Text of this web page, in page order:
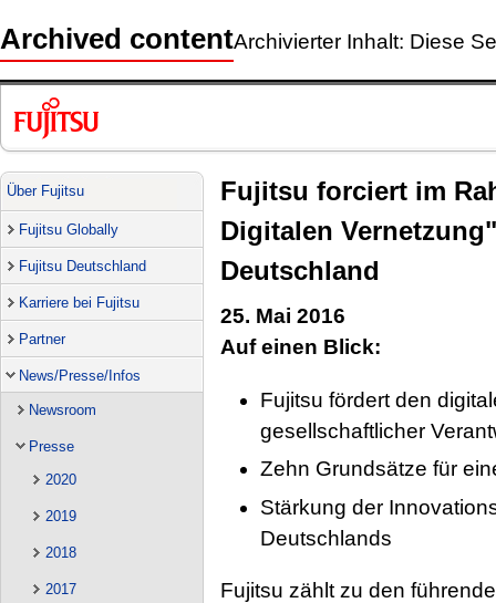
Archived contentArchivierter Inhalt: Diese
Über Fujitsu
Fujitsu Globally
Fujitsu Deutschland
Karriere bei Fujitsu
Partner
News/Presse/Infos
Newsroom
Presse
2020
2019
2018
2017
Fujitsu forciert im
Digitalen
Deutschland
25. Mai 2016
Auf einen Blick:
Fujitsu fördert den
gesellschaftlicher
Zehn Grundsätze für
Stärkung der
Deutschlands
Fujitsu zählt zu den